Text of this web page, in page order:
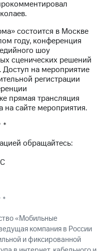
состоится в Москве
году, конференция
шоу
сценических решений
Доступ на мероприятие
регистрации
прямая трансляция
на сайте мероприятия.
*
обращайтесь:
*
«Мобильные
компания в России
и фиксированной